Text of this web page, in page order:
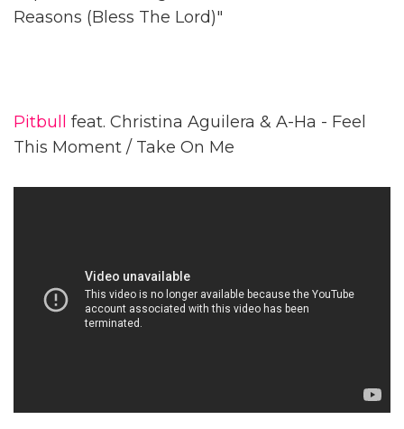
Reasons (Bless The Lord)"
Pitbull
feat. Christina Aguilera & A-Ha - Feel
This Moment / Take On Me